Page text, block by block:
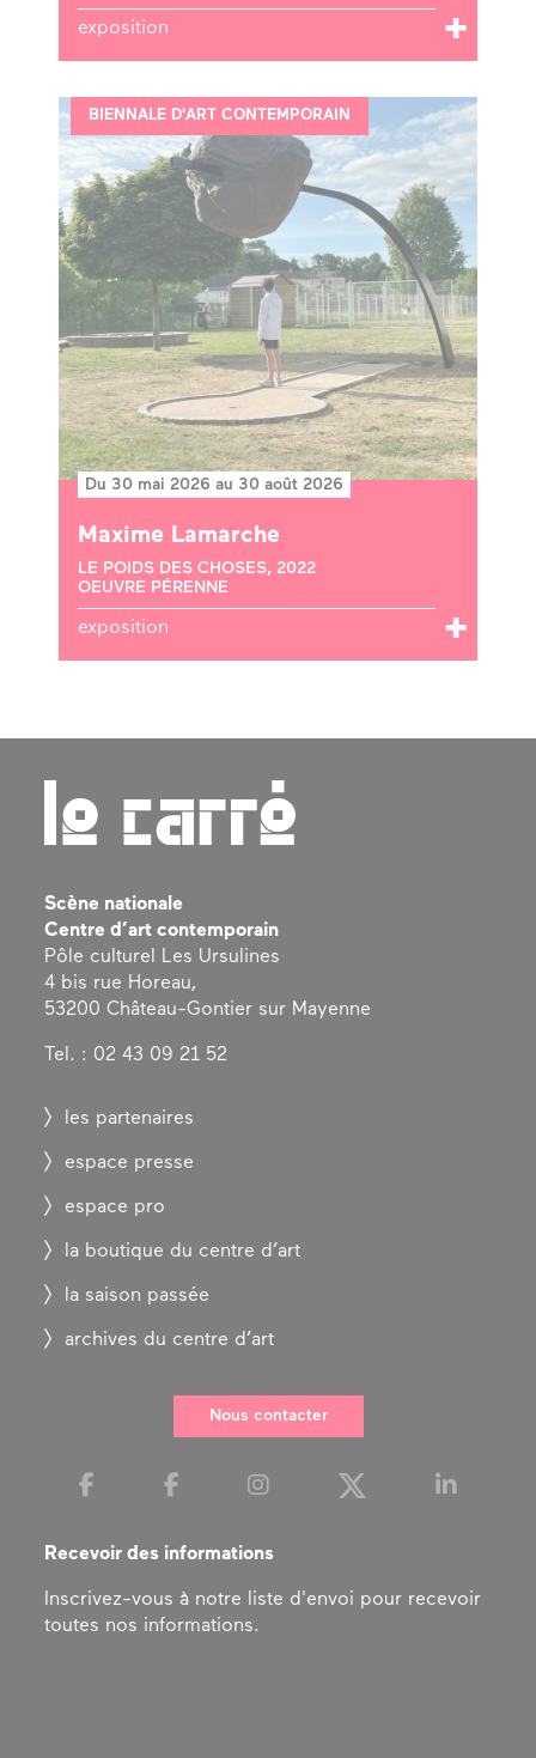
exposition
BIENNALE D'ART CONTEMPORAIN
Du 30 mai 2026 au 30 août 2026
Maxime Lamarche
LE POIDS DES CHOSES, 2022
OEUVRE PÉRENNE
exposition
Scène nationale
Centre d’art contemporain
Pôle culturel Les Ursulines
4 bis rue Horeau,
53200 Château-Gontier sur Mayenne
Tel. : 02 43 09 21 52
les partenaires
espace presse
espace pro
la boutique du centre d’art
la saison passée
archives du centre d’art
Nous contacter
Recevoir des informations
Inscrivez-vous à notre liste d'envoi pour recevoir
toutes nos informations.